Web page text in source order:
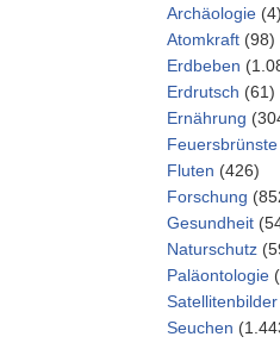
Archäologie (4)
Atomkraft (98)
Erdbeben
Erdrutsch (61)
Ernährung
Feuersbrünste
Fluten (426)
Forschung
Gesundheit
Naturschutz
Paläontologie
Satellitenbilder
Seuchen